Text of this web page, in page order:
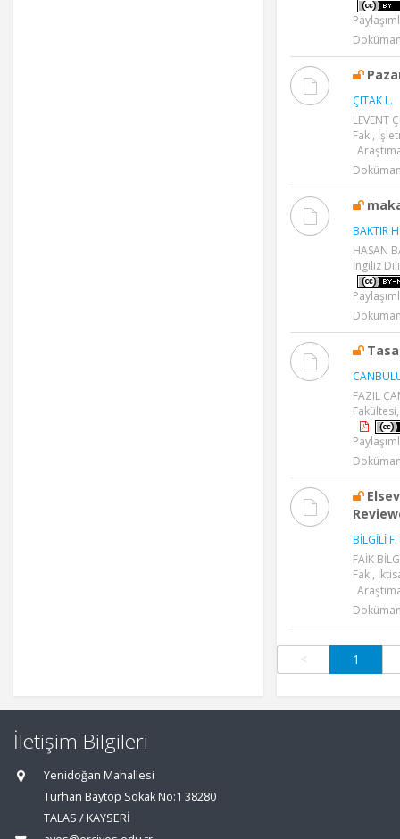
ÇITAK L.
LEVENT
Fak.,
BAKTIR
HASAN
İngiliz
FAZIL
BİLGİLİ F.
FAİK
Fak.,
< 1
İletişim Bilgileri
Yenidoğan Mahallesi
Turhan Baytop Sokak No:1 38280
TALAS / KAYSERİ